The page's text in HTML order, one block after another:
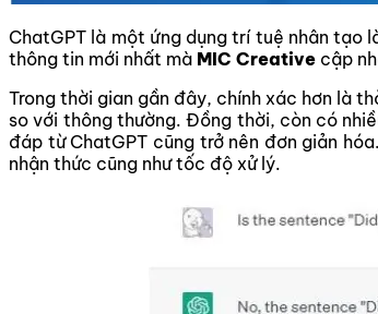
ChatGPT là một ứng dụng trí tuệ nhân tạo
thông tin mới nhất mà MIC Creative cập
Trong thời gian gần đây, chính xác hơn là
so với thông thường. Đồng thời, còn có
đáp từ ChatGPT cũng trở nên đơn giản
nhận thức cũng như tốc độ xử lý.